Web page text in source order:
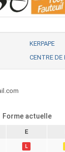
KERPAPE
CENTRE DE
Forme actuelle
E
L